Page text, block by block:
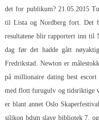
det for publikum? 21.05.2015
til Lista og Nordberg fort. Det
resultatene blir rapportert inn til
dag før det hadde gått
Fredrikstad. Newton er
på millionaire dating best
med flott furugulv og tidsriktige
er blant annet Oslo
silikon bdsm slave bibliotek 7.